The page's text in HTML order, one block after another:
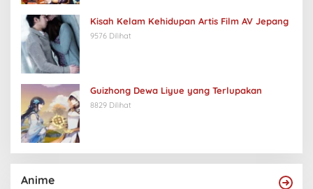
Kisah Kelam Kehidupan Artis Film AV Jepang
9576 Dilihat
Guizhong Dewa Liyue yang Terlupakan
8829 Dilihat
Anime